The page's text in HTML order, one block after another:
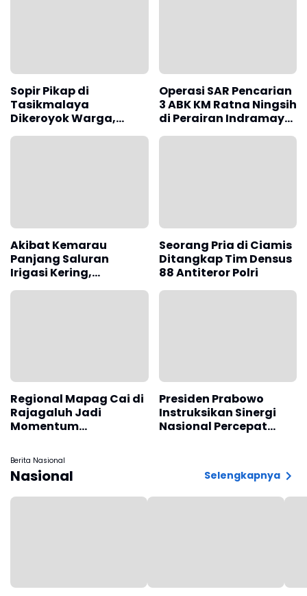
Sopir Pikap di
Tasikmalaya
Dikeroyok Warga,
Diduga Begal ternyata
Operasi SAR Pencarian
3 ABK KM Ratna Ningsih
di Perairan Indramayu
Berlanjut
Akibat Kemarau
Panjang Saluran
Irigasi Kering,
Sejumlah Arema
Seorang Pria di Ciamis
Ditangkap Tim Densus
88 Antiteror Polri
Regional Mapag Cai di
Rajagaluh Jadi
Momentum
Presiden Prabowo
Instruksikan Sinergi
Nasional Percepat
Berita Nasional
Nasional Selengkapnya